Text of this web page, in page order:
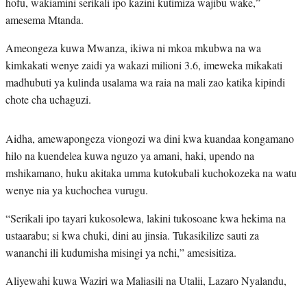
amesema Mtanda.
Ameongeza kuwa Mwanza, ikiwa ni mkoa mkubwa na wa
kimkakati wenye zaidi ya wakazi milioni 3.6, imeweka mikakati
madhubuti ya kulinda usalama wa raia na mali zao katika kipindi
chote cha uchaguzi.
Aidha, amewapongeza viongozi wa dini kwa kuandaa kongamano
hilo na kuendelea kuwa nguzo ya amani, haki, upendo na
mshikamano, huku akitaka umma kutokubali kuchokozeka na watu
wenye nia ya kuchochea vurugu.
“Serikali ipo tayari kukosolewa, lakini tukosoane kwa hekima na
ustaarabu; si kwa chuki, dini au jinsia. Tukasikilize sauti za
wananchi ili kudumisha misingi ya nchi,” amesisitiza.
Aliyewahi kuwa Waziri wa Maliasili na Utalii, Lazaro Nyalandu,